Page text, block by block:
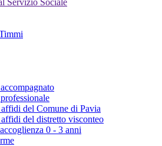
Servizio Sociale
del Comune di Pavia
del distretto visconteo
0 - 3 anni